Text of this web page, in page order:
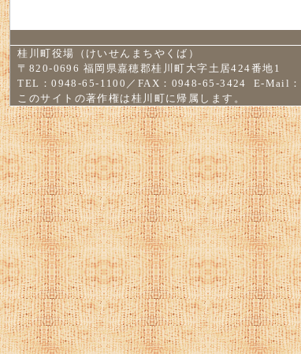
桂川町役場（けいせんまちやくば）
〒820-0696 福岡県嘉穂郡桂川町大字土居424番地1
TEL：0948-65-1100／FAX：0948-65-3424 E-Mail：
このサイトの著作権は桂川町に帰属します。